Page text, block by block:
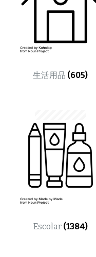
生活用品 (605)
Escolar (1384)